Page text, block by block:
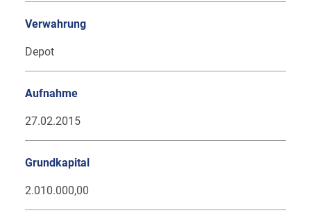
Verwahrung
Depot
Aufnahme
27.02.2015
Grundkapital
2.010.000,00